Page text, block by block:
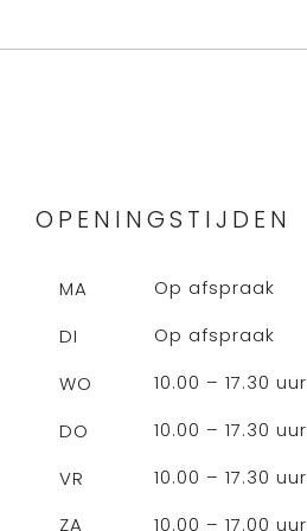
OPENINGSTIJDEN
MA
Op afspraak
DI
Op afspraak
WO
10.00 – 17.30 uur
DO
10.00 – 17.30 uur
VR
10.00 – 17.30 uur
ZA
10.00 – 17.00 uur